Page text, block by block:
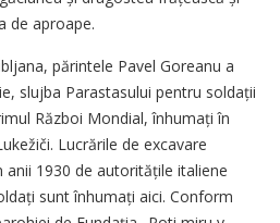
de aproape.
părintele Pavel Goreanu a
slujba Parastasului pentru soldații
Război Mondial, înhumați în
Lucrările de excavare
1930 de autoritățile italiene
sunt înhumați aici. Conform